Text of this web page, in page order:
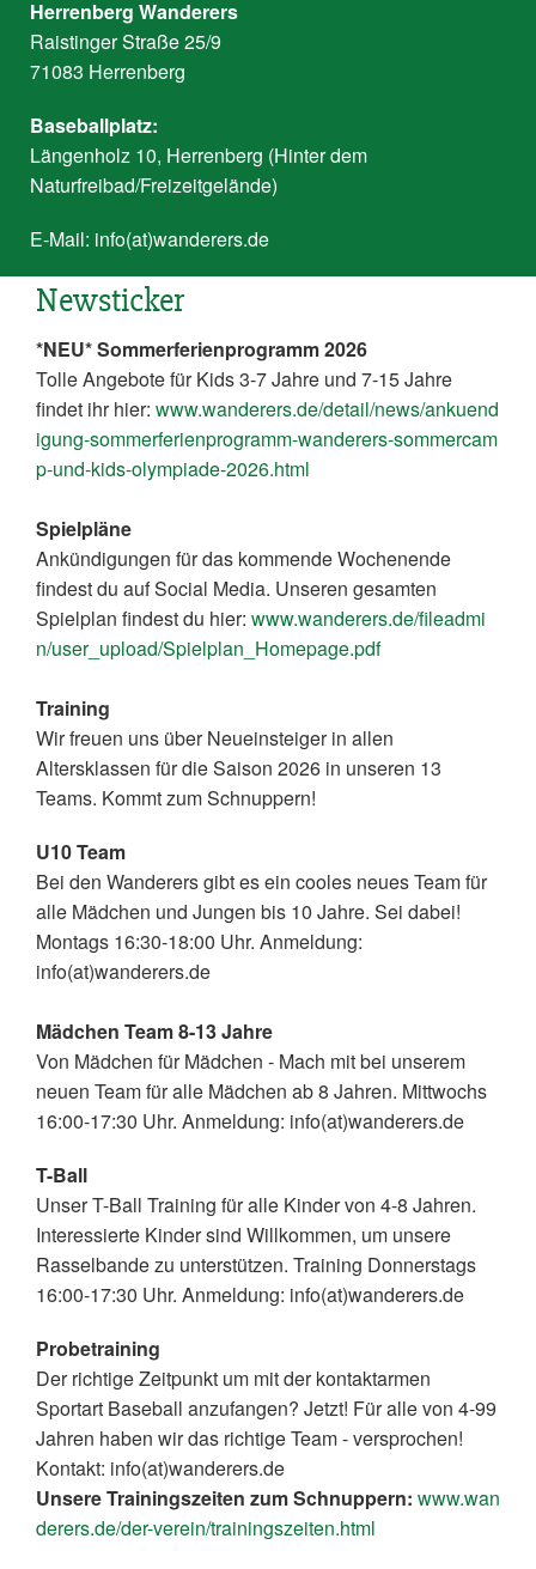
Herrenberg Wanderers
Raistinger Straße 25/9
71083 Herrenberg
Baseballplatz:
Längenholz 10, Herrenberg (Hinter dem
Naturfreibad/Freizeitgelände)
E-Mail: info(at)wanderers.de
Newsticker
*NEU* Sommerferienprogramm 2026
Tolle Angebote für Kids 3-7 Jahre und 7-15 Jahre
findet ihr hier: www.wanderers.de/detail/news/ankuend
igung-sommerferienprogramm-wanderers-sommercam
p-und-kids-olympiade-2026.html
Spielpläne
Ankündigungen für das kommende Wochenende
findest du auf Social Media. Unseren gesamten
Spielplan findest du hier: www.wanderers.de/fileadmi
n/user_upload/Spielplan_Homepage.pdf
Training
Wir freuen uns über Neueinsteiger in allen
Altersklassen für die Saison 2026 in unseren 13
Teams. Kommt zum Schnuppern!
U10 Team
Bei den Wanderers gibt es ein cooles neues Team für
alle Mädchen und Jungen bis 10 Jahre. Sei dabei!
Montags 16:30-18:00 Uhr. Anmeldung:
info(at)wanderers.de
Mädchen Team 8-13 Jahre
Von Mädchen für Mädchen - Mach mit bei unserem
neuen Team für alle Mädchen ab 8 Jahren. Mittwochs
16:00-17:30 Uhr. Anmeldung: info(at)wanderers.de
T-Ball
Unser T-Ball Training für alle Kinder von 4-8 Jahren.
Interessierte Kinder sind Willkommen, um unsere
Rasselbande zu unterstützen. Training Donnerstags
16:00-17:30 Uhr. Anmeldung: info(at)wanderers.de
Probetraining
Der richtige Zeitpunkt um mit der kontaktarmen
Sportart Baseball anzufangen? Jetzt! Für alle von 4-99
Jahren haben wir das richtige Team - versprochen!
Kontakt: info(at)wanderers.de
Unsere Trainingszeiten zum Schnuppern: www.wan
derers.de/der-verein/trainingszeiten.html